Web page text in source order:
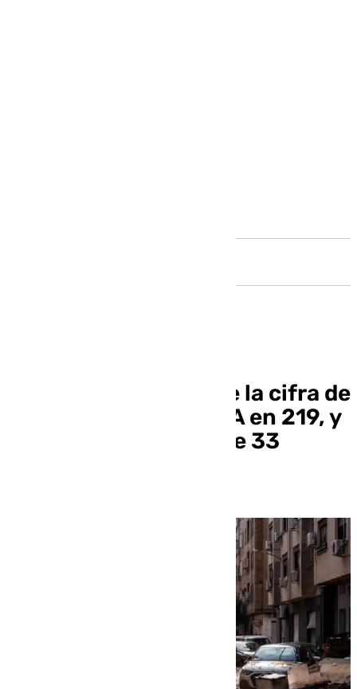
El Gobierno mantiene la cifra de
fallecidos por la DANA en 219, y
confirma el rescate de 33